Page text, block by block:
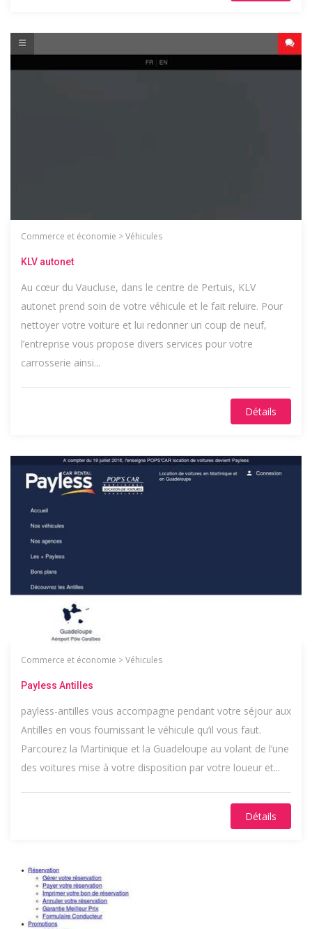
Commerce et économie >Véhicules
KLV autonet
Au cœur du Vaucluse, dans le centre de Pertuis, KLV
autonet prend soin de votre véhicule et le fait reluire. Pour
nettoyer votre voiture et lui redonner un coup de neuf,
l’entreprise vous propose divers services pour votre
carrosserie ainsi...
Détails
Commerce et économie >Véhicules
Payless Antilles
payless-antilles vous accompagne pendant votre séjour aux
Antilles en vous fournissant le véhicule qu’il vous faut.
Parcourez la Martinique et la Guadeloupe au volant de l’une
des voitures mise à votre disposition par votre loueur et...
Détails